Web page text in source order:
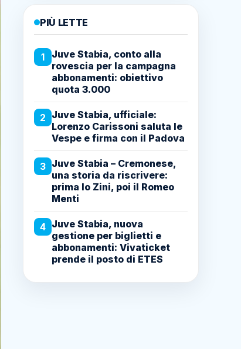
PIÙ LETTE
1
Juve Stabia, conto alla
rovescia per la campagna
abbonamenti: obiettivo
quota 3.000
2 Juve Stabia, ufficiale:
Lorenzo Carissoni saluta le
Vespe e firma con il Padova
3 Juve Stabia – Cremonese,
una storia da riscrivere:
prima lo Zini, poi il Romeo
Menti
4 Juve Stabia, nuova
gestione per biglietti e
abbonamenti: Vivaticket
prende il posto di ETES